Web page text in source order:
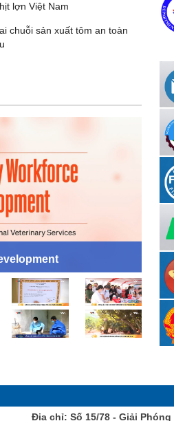
lợn Việt Nam
chuỗi sản xuất tôm an toàn
Địa chỉ: Số 15/78 - Giải